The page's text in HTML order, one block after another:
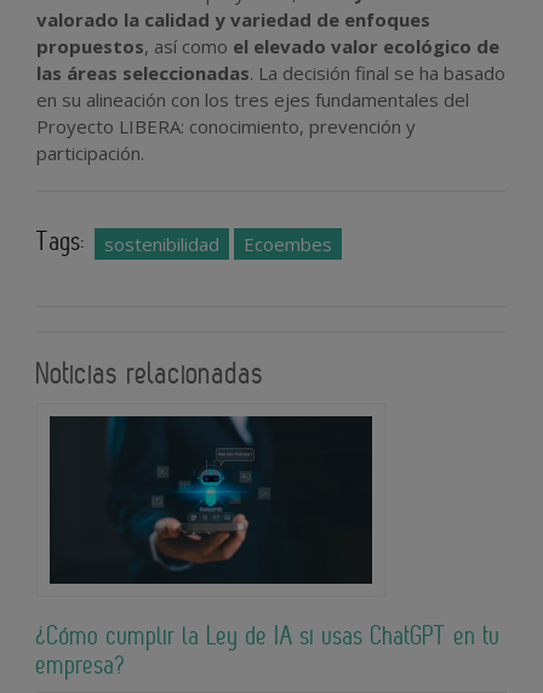
valorado la calidad y variedad de enfoques
propuestos, así como el elevado valor ecológico de
las áreas seleccionadas. La decisión final se ha basado
en su alineación con los tres ejes fundamentales del
Proyecto LIBERA: conocimiento, prevención y
participación.
Tags: sostenibilidad Ecoembes
Noticias relacionadas
¿Cómo cumplir la Ley de IA si usas ChatGPT en tu
empresa?